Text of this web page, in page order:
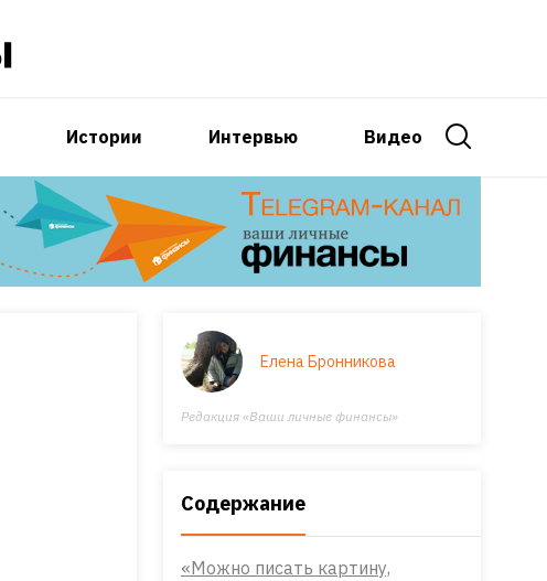
Истории Интервью Видео
Елена Бронникова
Редакция «Ваши личные финансы»
Содержание
«Можно писать картину,